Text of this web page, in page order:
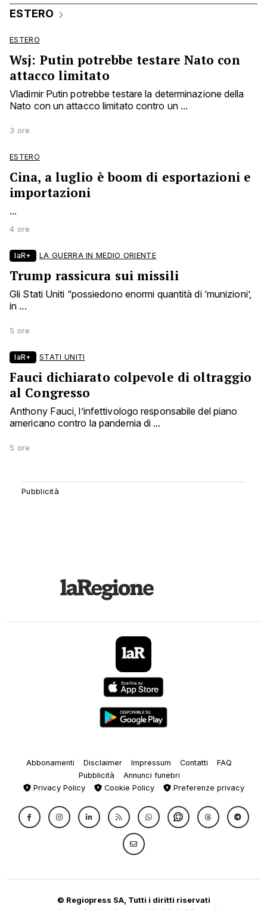
ESTERO
ESTERO
Wsj: Putin potrebbe testare Nato con
attacco limitato
Vladimir Putin potrebbe testare la determinazione della
Nato con un attacco limitato contro un ...
3 ore
ESTERO
Cina, a luglio è boom di esportazioni e
importazioni
...
4 ore
laR+ LA GUERRA IN MEDIO ORIENTE
Trump rassicura sui missili
Gli Stati Uniti “possiedono enormi quantità di ‘munizioni’,
in ...
5 ore
laR+ STATI UNITI
Fauci dichiarato colpevole di oltraggio
al Congresso
Anthony Fauci, l’infettivologo responsabile del piano
americano contro la pandemia di ...
5 ore
Abbonamenti Disclaimer Impressum Contatti
FAQ
Pubblicità
Annunci funebri
Privacy Policy
Cookie Policy Preferenze privacy
© Regiopress SA, Tutti i diritti riservati